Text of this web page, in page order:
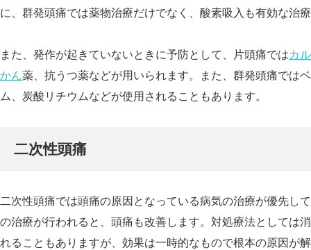
に、群発頭痛では薬物治療だけでなく、酸素吸入も有効な治
また、発作が起きていないときに予防として、片頭痛ではカ
かん薬、抗うつ薬などが用いられます。また、群発頭痛では
ム、炭酸リチウムなどが使用されることもあります。
二次性頭痛
二次性頭痛では頭痛の原因となっている病気の治療が優先し
の治療が行われると、頭痛も改善します。対処療法としては
れることもありますが、効果は一時的なもので根本の原因が